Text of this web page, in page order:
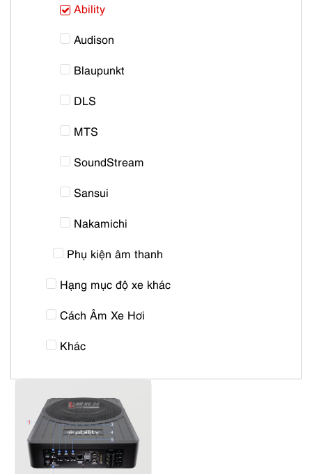
Ability
Audison
Blaupunkt
DLS
MTS
SoundStream
Sansui
Nakamichi
Phụ kiện âm thanh
Hạng mục độ xe khác
Cách Âm Xe Hơi
Khác